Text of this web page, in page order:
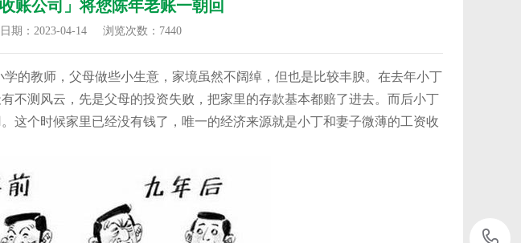
收账公司」将您陈年老账一朝回
期：2023-04-14 浏览次数：7440
的教师，父母做些小生意，家境虽然不阔绰，但也是比较丰腴。在去年小丁
不测风云，先是父母的投资失败，把家里的存款基本都赔了进去。而后小丁
这个时候家里已经没有钱了，唯一的经济来源就是小丁和妻子微薄的工资收